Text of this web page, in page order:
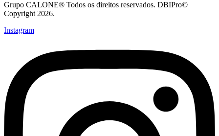
Grupo CALONE® Todos os direitos reservados. DBIPro©
Copyright 2026.
Instagram